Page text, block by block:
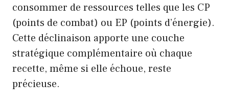
consommer de ressources telles que les CP
(points de combat) ou EP (points d’énergie).
Cette déclinaison apporte une couche
stratégique complémentaire où chaque
recette, même si elle échoue, reste
précieuse.